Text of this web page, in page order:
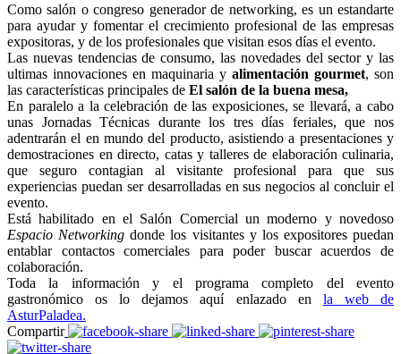
Como salón o congreso generador de networking, es un estandarte
para ayudar y fomentar el crecimiento profesional de las empresas
expositoras, y de los profesionales que visitan esos días el evento.
Las nuevas tendencias de consumo, las novedades del sector y las
ultimas innovaciones en maquinaria y alimentación gourmet, son
las características principales de El salón de la buena mesa,
En paralelo a la celebración de las exposiciones, se llevará, a cabo
unas Jornadas Técnicas durante los tres días feriales, que nos
adentrarán el en mundo del producto, asistiendo a presentaciones y
demostraciones en directo, catas y talleres de elaboración culinaria,
que seguro contagian al visitante profesional para que sus
experiencias puedan ser desarrolladas en sus negocios al concluir el
evento.
Está habilitado en el Salón Comercial un moderno y novedoso
Espacio Networkingdonde los visitantes y los expositores puedan
entablar contactos comerciales para poder buscar acuerdos de
colaboración.
Toda la información y el programa completo del evento
gastronómico os lo dejamos aquí enlazado en la web de
AsturPaladea.
Compartir